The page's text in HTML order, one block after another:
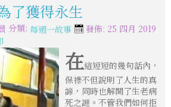
了獲得永生
分類: 每週一故事
發佈: 25 四月 2019
在這短短的幾句話內，
保祿不但說明了人生的真
諦，同時也解開了生老病
死之謎。不管我們如何拒